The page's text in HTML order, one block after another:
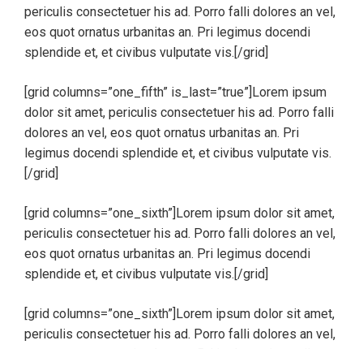
periculis consectetuer his ad. Porro falli dolores an vel,
eos quot ornatus urbanitas an. Pri legimus docendi
splendide et, et civibus vulputate vis.[/grid]
[grid columns=”one_fifth” is_last=”true”]Lorem ipsum
dolor sit amet, periculis consectetuer his ad. Porro falli
dolores an vel, eos quot ornatus urbanitas an. Pri
legimus docendi splendide et, et civibus vulputate vis.
[/grid]
[grid columns=”one_sixth”]Lorem ipsum dolor sit amet,
periculis consectetuer his ad. Porro falli dolores an vel,
eos quot ornatus urbanitas an. Pri legimus docendi
splendide et, et civibus vulputate vis.[/grid]
[grid columns=”one_sixth”]Lorem ipsum dolor sit amet,
periculis consectetuer his ad. Porro falli dolores an vel,